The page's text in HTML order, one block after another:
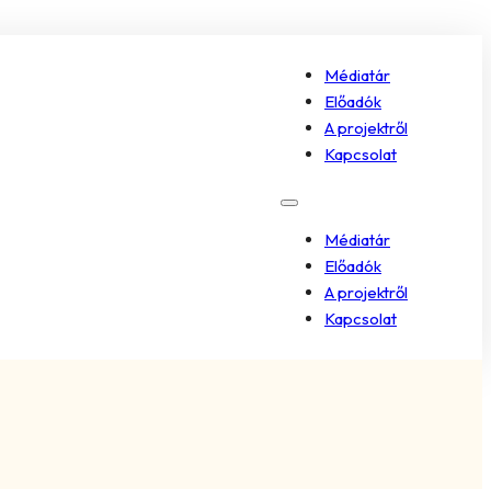
Médiatár
Előadók
A projektről
Kapcsolat
Médiatár
Előadók
A projektről
Kapcsolat